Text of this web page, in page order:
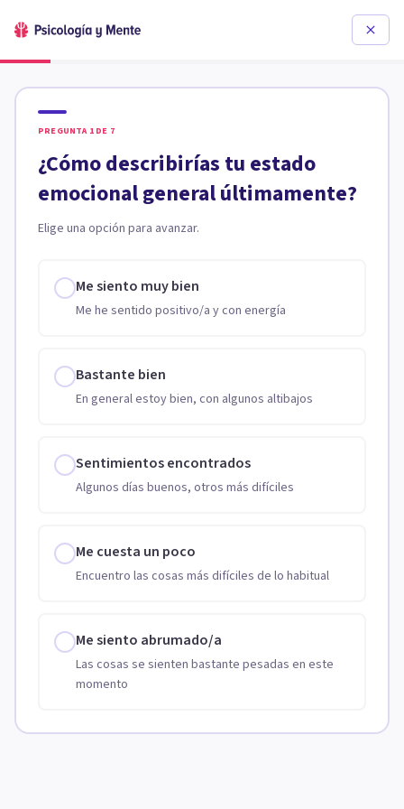
PREGUNTA 1 DE 7
¿Cómo describirías tu estado
emocional general últimamente?
Elige una opción para avanzar.
Me siento muy bien
Me he sentido positivo/a y con energía
Bastante bien
En general estoy bien, con algunos altibajos
Sentimientos encontrados
Algunos días buenos, otros más difíciles
Me cuesta un poco
Encuentro las cosas más difíciles de lo habitual
Me siento abrumado/a
Las cosas se sienten bastante pesadas en este
momento